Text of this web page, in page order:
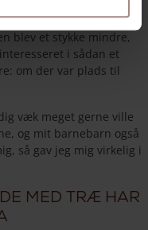
men i mellemtiden
blev et stykke mindre,
i sådan et
om der var plads til
væk meget gerne ville
og mit barnebarn også
så gav jeg mig virkelig i
med træ har